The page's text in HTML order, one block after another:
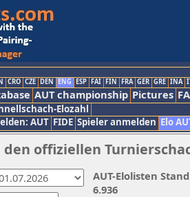
CRO CZE DEN ENG ESP FAI FIN FRA GER GRE INA
AUT championship Pictures
Elozahl
AUT FIDE Spieler anmelden Elo
offiziellen
AUT-Elolisten
6.936